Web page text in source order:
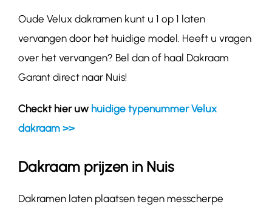
Oude Velux dakramen kunt u 1 op 1 laten
vervangen door het huidige model. Heeft u vragen
over het vervangen? Bel dan of haal Dakraam
Garant direct naar Nuis!
Checkt hier uw huidige typenummer Velux
dakraam >>
Dakraam prijzen in Nuis
Dakramen laten plaatsen tegen messcherpe